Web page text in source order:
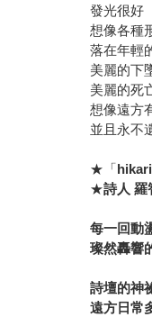
發光很好
想像各種
落在年輕
美麗的下
美麗的死
想像遠方
並且永不
★「hikari
★詩人 羅
每一回動
璨然轟響
詩壇的神
遠方日常